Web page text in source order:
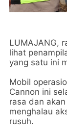
LUMAJANG,
lihat
yang satu ini
Mobil
Cannon ini
rasa dan
menghalau
rusuh.